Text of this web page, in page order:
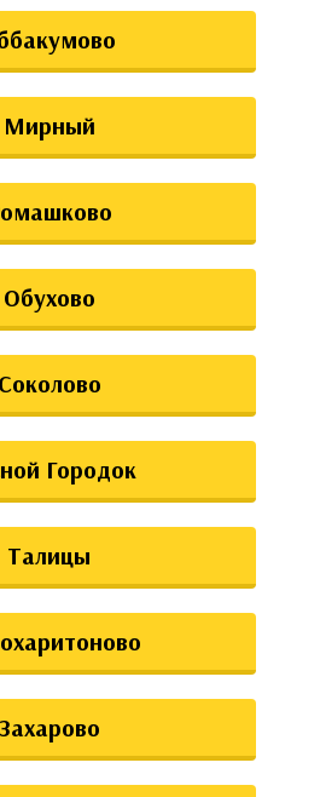
Мирный
Обухово
Соколово
Городок
Талицы
Захарово